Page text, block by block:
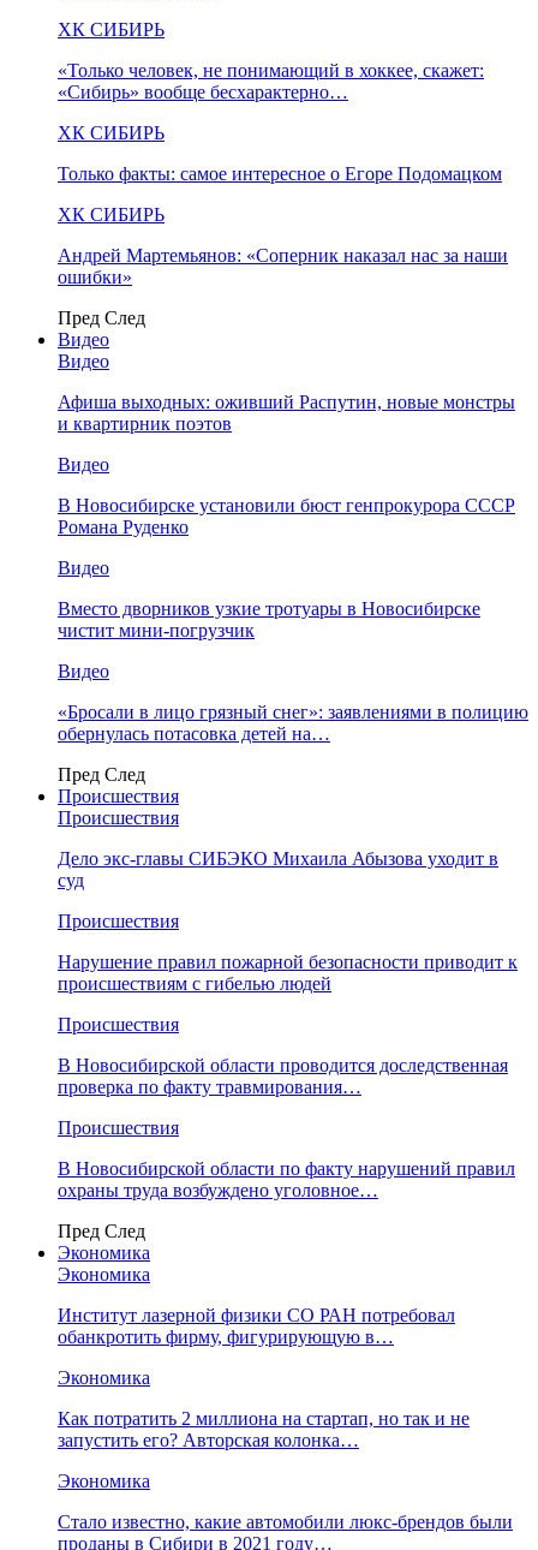
ХК СИБИРЬ
«Только человек, не понимающий в хоккее, скажет:
«Сибирь» вообще бесхарактерно…
ХК СИБИРЬ
Только факты: самое интересное о Егоре Подомацком
ХК СИБИРЬ
Андрей Мартемьянов: «Соперник наказал нас за наши
ошибки»
Пред След
Видео
Видео
Афиша выходных: оживший Распутин, новые монстры
и квартирник поэтов
Видео
В Новосибирске установили бюст генпрокурора СССР
Романа Руденко
Видео
Вместо дворников узкие тротуары в Новосибирске
чистит мини-погрузчик
Видео
«Бросали в лицо грязный снег»: заявлениями в полицию
обернулась потасовка детей на…
Пред След
Происшествия
Происшествия
Дело экс-главы СИБЭКО Михаила Абызова уходит в
суд
Происшествия
Нарушение правил пожарной безопасности приводит к
происшествиям с гибелью людей
Происшествия
В Новосибирской области проводится доследственная
проверка по факту травмирования…
Происшествия
В Новосибирской области по факту нарушений правил
охраны труда возбуждено уголовное…
Пред След
Экономика
Экономика
Институт лазерной физики СО РАН потребовал
обанкротить фирму, фигурирующую в…
Экономика
Как потратить 2 миллиона на стартап, но так и не
запустить его? Авторская колонка…
Экономика
Стало известно, какие автомобили люкс-брендов были
проданы в Сибири в 2021 году…